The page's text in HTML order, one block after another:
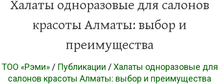
Халаты одноразовые для салонов
красоты Алматы: выбор и
преимущества
ТОО «Рэми» / Публикации /Халаты одноразовые для
салонов красоты Алматы: выбор и преимущества